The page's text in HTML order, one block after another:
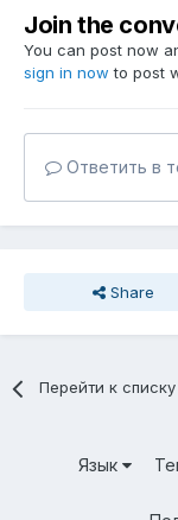
Join the
You can post now
sign in now to post
Ответить в
Share
Перейти к
Язык